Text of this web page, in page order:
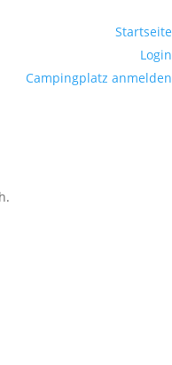
Startseite
Login
Campingplatz anmelden